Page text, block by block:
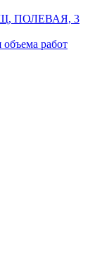
ПОЛЕВАЯ, 3
объема работ